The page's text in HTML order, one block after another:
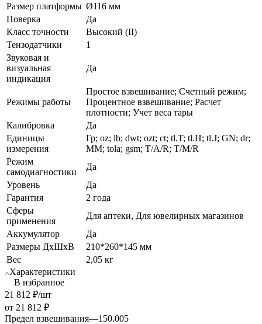
Размер платформы Ø116 мм
Поверка
Да
Класс точности
Высокий (II)
Тензодатчики
1
Звуковая и
визуальная
индикация
Да
Режимы работы
Простое взвешивание; Счетный режим;
Процентное взвешивание; Расчет
плотности; Учет веса тары
Калибровка
Да
Единицы
измерения
Гр; oz; lb; dwt; ozt; ct; tl.T; tl.H; tl.J; GN; dr;
MM; tola; gsm; T/A/R; T/M/R
Режим
самодиагностики
Да
Уровень
Да
Гарантия
2 года
Сферы
применения
Для аптеки, Для ювелирных магазинов
Аккумулятор
Да
Размеры ДхШхВ
210*260*145 мм
Вес
2,05 кг
Характеристики
В избранное
21 812 ₽/шт
от 21 812 ₽
Предел взвешивания—150.005